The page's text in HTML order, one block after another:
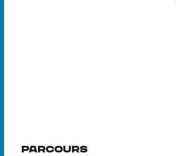
Parcours